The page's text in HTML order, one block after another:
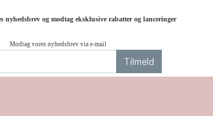
nyhedsbrev og modtag eksklusive rabatter og lanceringer
Modtag vores nyhedsbrev via e-mail
Tilmeld